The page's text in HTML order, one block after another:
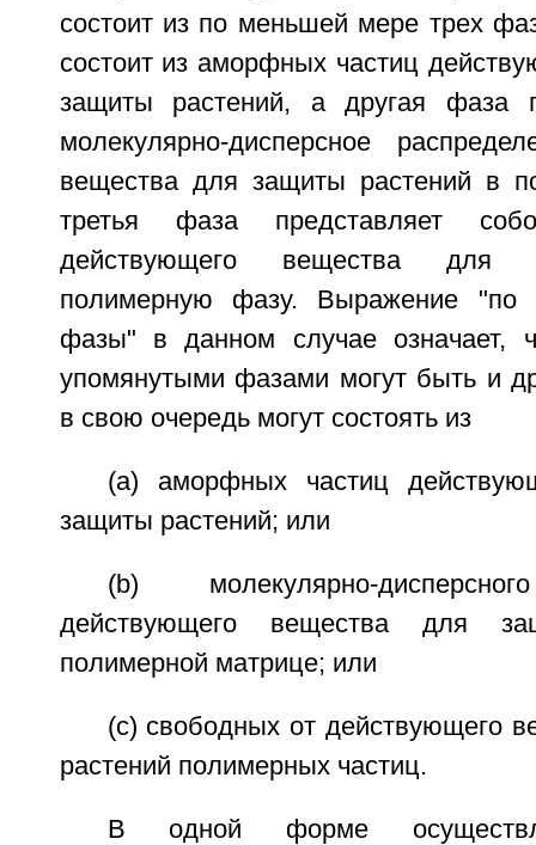
состоит из по меньшей мере трех
состоит из аморфных частиц
защиты растений, а другая фаза
молекулярно-дисперсное
вещества для защиты растений в
третья фаза представляет
действующего вещества для
полимерную фазу. Выражение
фазы" в данном случае означает,
упомянутыми фазами могут быть и
в свою очередь могут состоять из
(a) аморфных частиц
защиты растений; или
(b) молекулярно-
действующего вещества для
полимерной матрице; или
(с) свободных от действующего
растений полимерных частиц.
В одной форме